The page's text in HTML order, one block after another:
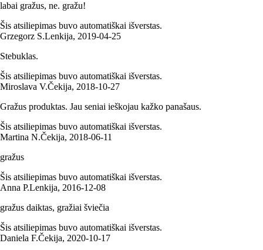
labai gražus, ne. gražu!
Šis atsiliepimas buvo automatiškai išverstas.
Grzegorz S.Lenkija, 2019‑04‑25
Stebuklas.
Šis atsiliepimas buvo automatiškai išverstas.
Miroslava V.Čekija, 2018‑10‑27
Gražus produktas. Jau seniai ieškojau kažko panašaus.
Šis atsiliepimas buvo automatiškai išverstas.
Martina N.Čekija, 2018‑06‑11
gražus
Šis atsiliepimas buvo automatiškai išverstas.
Anna P.Lenkija, 2016‑12‑08
gražus daiktas, gražiai šviečia
Šis atsiliepimas buvo automatiškai išverstas.
Daniela F.Čekija, 2020‑10‑17